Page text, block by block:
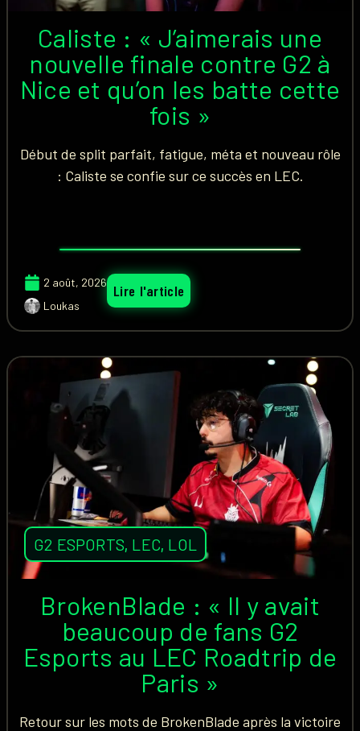
Caliste : « J’aimerais une
nouvelle finale contre G2 à
Nice et qu’on les batte cette
fois »
Début de split parfait, fatigue, méta et nouveau rôle
: Caliste se confie sur ce succès en LEC.
2 août, 2026
Loukas
Lire l'article
G2 ESPORTS, LEC, LOL
BrokenBlade : « Il y avait
beaucoup de fans G2
Esports au LEC Roadtrip de
Paris »
Retour sur les mots de BrokenBlade après la victoire